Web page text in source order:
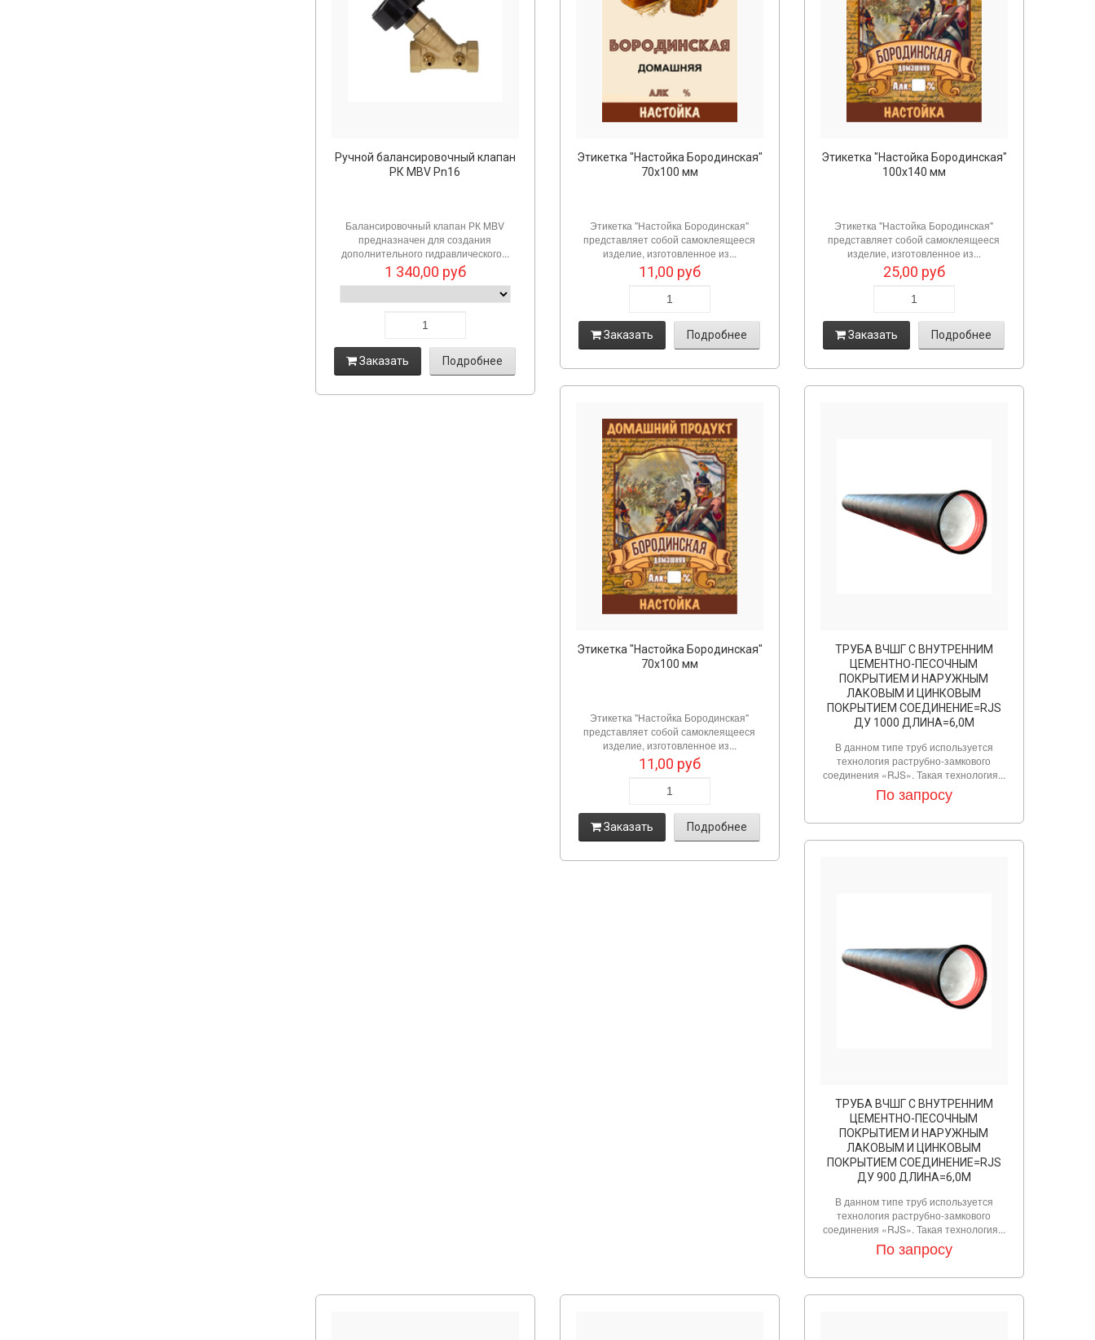
Ручной балансировочный клапан
РК MBV Pn16
Балансировочный клапан РК MBV
предназначен для создания
дополнительного гидравлического...
1 340,00 руб
Заказать Подробнее
Этикетка "Настойка Бородинская"
70х100 мм
Этикетка "Настойка Бородинская"
представляет собой самоклеящееся
изделие, изготовленное из...
11,00 руб
Заказать Подробнее
Этикетка "Настойка Бородинская"
100х140 мм
Этикетка "Настойка Бородинская"
представляет собой самоклеящееся
изделие, изготовленное из...
25,00 руб
Заказать Подробнее
Этикетка "Настойка Бородинская"
70х100 мм
Этикетка "Настойка Бородинская"
представляет собой самоклеящееся
изделие, изготовленное из...
11,00 руб
Заказать Подробнее
ТРУБА ВЧШГ С ВНУТРЕННИМ
ЦЕМЕНТНО-ПЕСОЧНЫМ
ПОКРЫТИЕМ И НАРУЖНЫМ
ЛАКОВЫМ И ЦИНКОВЫМ
ПОКРЫТИЕМ СОЕДИНЕНИЕ=RJS
ДУ 1000 ДЛИНА=6,0М
В данном типе труб используется
технология раструбно-замкового
соединения «RJS». Такая технология...
По запросу
ТРУБА ВЧШГ С ВНУТРЕННИМ
ЦЕМЕНТНО-ПЕСОЧНЫМ
ПОКРЫТИЕМ И НАРУЖНЫМ
ЛАКОВЫМ И ЦИНКОВЫМ
ПОКРЫТИЕМ СОЕДИНЕНИЕ=RJS
ДУ 900 ДЛИНА=6,0М
В данном типе труб используется
технология раструбно-замкового
соединения «RJS». Такая технология...
По запросу